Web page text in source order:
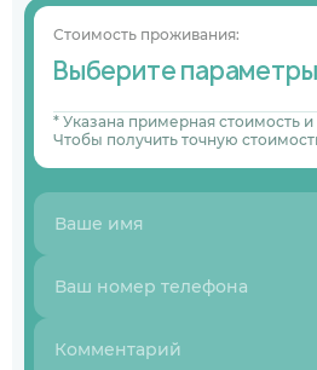
Стоимость проживания:
Выберите параметры
* Указана примерная стоимость
Чтобы получить точную